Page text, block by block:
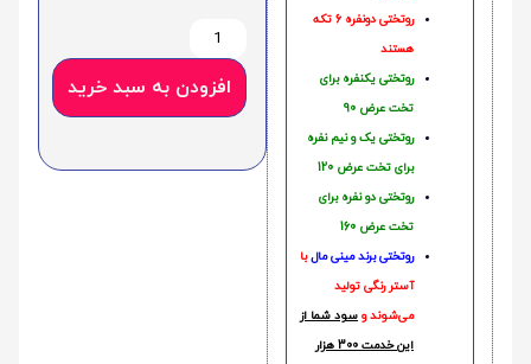
روتختی دونفره 6 تکه
هستند
روتختی یکنفره برای
تخت عرض 90
روتختی یک و نیم نفره
برای تخت عرض 120
روتختی دو نفره برای
تخت عرض 160
روتختی‌ برند مینی مالبا
آستر رنگی تولید
می‌شوند و سود شما از
این خدمت 300 هزار
افزودن به سبد خرید